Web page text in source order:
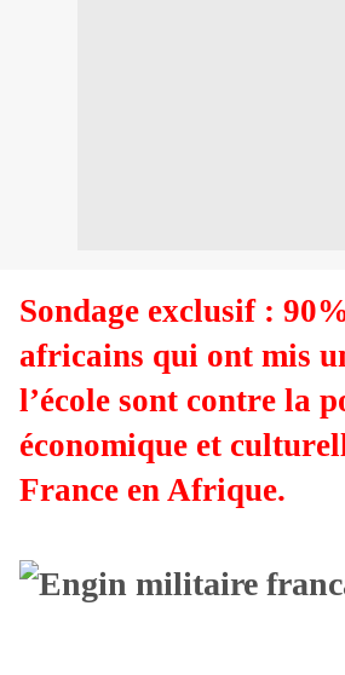
Sondage exclusif :
africains qui ont mis
l’école sont contre la
économique et
France en Afrique.